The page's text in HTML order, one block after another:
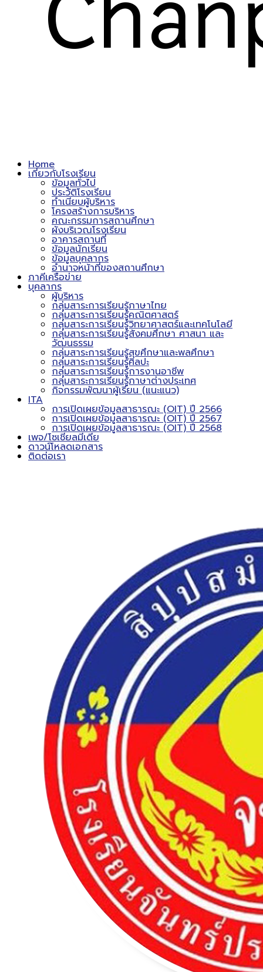
Home
เกี่ยวกับโรงเรียน
ข้อมูลทั่วไป
ประวัติโรงเรียน
ทำเนียบผู้บริหาร
โครงสร้างการบริหาร
คณะกรรมการสถานศึกษา
ผังบริเวณโรงเรียน
อาคารสถานที่
ข้อมูลนักเรียน
ข้อมูลบุคลากร
อำนาจหน้าที่ของสถานศึกษา
ภาคีเครือข่าย
บุคลากร
ผู้บริหาร
กลุ่มสาระการเรียนรู้ภาษาไทย
กลุ่มสาระการเรียนรู้คณิตศาสตร์
กลุ่มสาระการเรียนรู้วิทยาศาสตร์และเทคโนโลยี
กลุ่มสาระการเรียนรู้สังคมศึกษา ศาสนา และ
วัฒนธรรม
กลุ่มสาระการเรียนรู้สุขศึกษาและพลศึกษา
กลุ่มสาระการเรียนรู้ศิลปะ
กลุ่มสาระการเรียนรู้การงานอาชีพ
กลุ่มสาระการเรียนรู้ภาษาต่างประเทศ
กิจกรรมพัฒนาผู้เรียน (แนะแนว)
ITA
การเปิดเผยข้อมูลสาธารณะ (OIT) ปี 2566
การเปิดเผยข้อมูลสาธารณะ (OIT) ปี 2567
การเปิดเผยข้อมูลสาธารณะ (OIT) ปี 2568
เพจ/โซเชียลมีเดีย
ดาวน์โหลดเอกสาร
ติดต่อเรา